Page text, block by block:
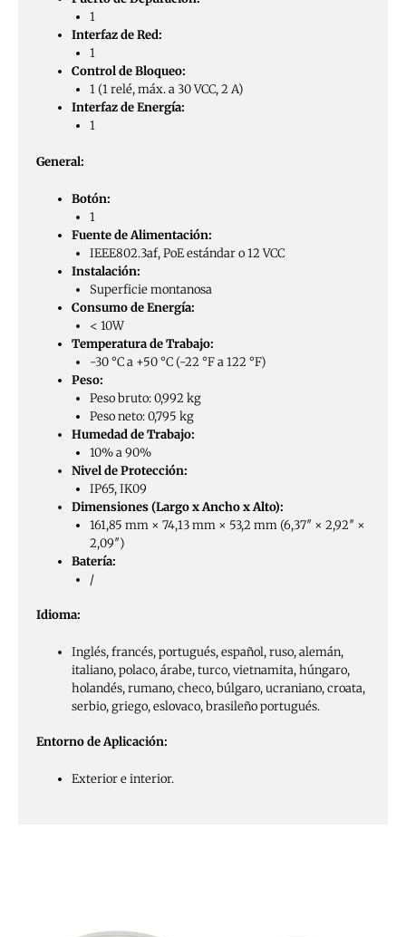
1
Interfaz de Red:
1
Control de Bloqueo:
1 (1 relé, máx. a 30 VCC, 2 A)
Interfaz de Energía:
1
General:
Botón:
1
Fuente de Alimentación:
IEEE802.3af, PoE estándar o 12 VCC
Instalación:
Superficie montanosa
Consumo de Energía:
< 10W
Temperatura de Trabajo:
-30 °C a +50 °C (-22 °F a 122 °F)
Peso:
Peso bruto: 0,992 kg
Peso neto: 0,795 kg
Humedad de Trabajo:
10% a 90%
Nivel de Protección:
IP65, IK09
Dimensiones (Largo x Ancho x Alto):
161,85 mm × 74,13 mm × 53,2 mm (6,37″ × 2,92″ ×
2,09″)
Batería:
/
Idioma:
Inglés, francés, portugués, español, ruso, alemán,
italiano, polaco, árabe, turco, vietnamita, húngaro,
holandés, rumano, checo, búlgaro, ucraniano, croata,
serbio, griego, eslovaco, brasileño portugués.
Entorno de Aplicación:
Exterior e interior.